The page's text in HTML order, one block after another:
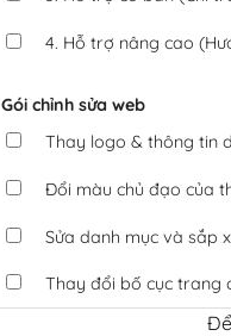
4. Hỗ trợ nâng cao
Gói chỉnh sửa web
Thay logo & thông tin
Đổi màu chủ đạo của
Sửa danh mục và sắp
Thay đổi bố cục trang
Tích hợp thanh toán